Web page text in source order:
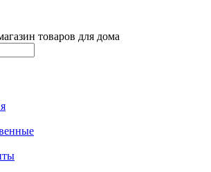
товаров для дома